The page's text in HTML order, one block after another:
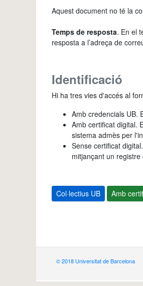
Aquest document no té la
Temps de resposta. En el
resposta a l’adreça de
Identificació
Hi ha tres vies d'accés al
Amb credencials UB.
Amb certificat digital.
sistema admès per
Sense certificat
mitjançant un
Col·lectius UB Amb
© 2018 Universitat de Barcelona